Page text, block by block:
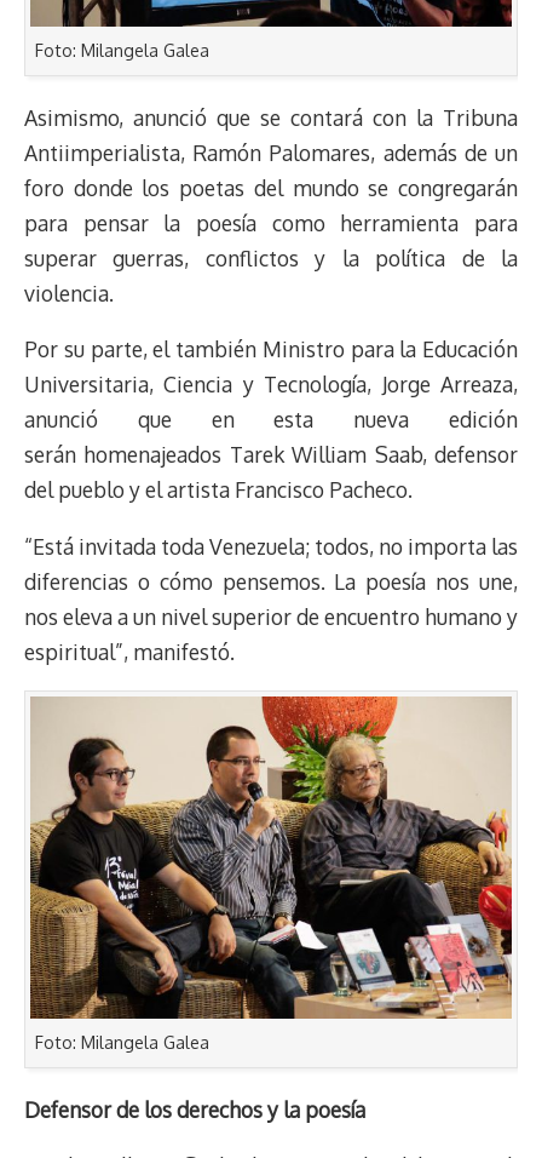
Foto: Milangela Galea
Asimismo, anunció que se contará con la Tribuna
Antiimperialista, Ramón Palomares, además de un
foro donde los poetas del mundo se congregarán
para pensar la poesía como herramienta para
superar guerras, conflictos y la política de la
violencia.
Por su parte, el también Ministro para la Educación
Universitaria, Ciencia y Tecnología, Jorge Arreaza,
anunció que en esta nueva edición
serán homenajeados Tarek William Saab, defensor
del pueblo y el artista Francisco Pacheco.
“Está invitada toda Venezuela; todos, no importa las
diferencias o cómo pensemos. La poesía nos une,
nos eleva a un nivel superior de encuentro humano y
espiritual”, manifestó.
Foto: Milangela Galea
Defensor de los derechos y la poesía